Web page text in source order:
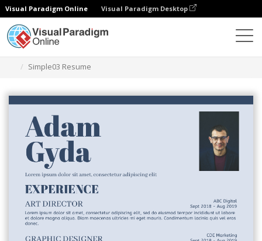
Visual Paradigm Online Visual Paradigm Desktop
Simple03 Resume